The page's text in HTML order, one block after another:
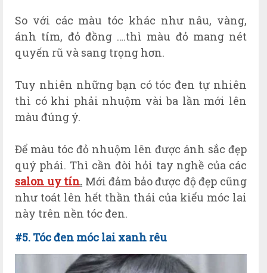
So với các màu tóc khác như nâu, vàng,
ánh tím, đỏ đồng ….thì màu đỏ mang nét
quyến rũ và sang trọng hơn.
Tuy nhiên những bạn có tóc đen tự nhiên
thì có khi phải nhuộm vài ba lần mới lên
màu đúng ý.
Để màu tóc đỏ nhuộm lên được ánh sắc đẹp
quý phái. Thì cần đòi hỏi tay nghề của các
salon uy tín. Mới đảm bảo được độ đẹp cũng
như toát lên hết thần thái của kiểu móc lai
này trên nền tóc đen.
#5. Tóc đen móc lai xanh rêu